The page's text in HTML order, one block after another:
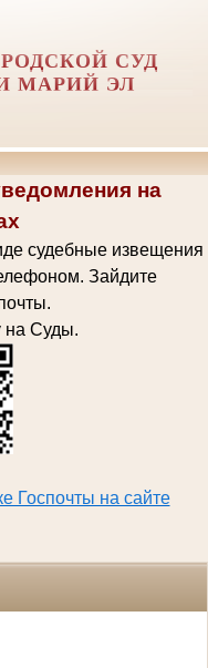
СУД
МАРИЙ ЭЛ
на
судебные извещения
Зайдите
ы.
на Суды.
Госпочты на сайте